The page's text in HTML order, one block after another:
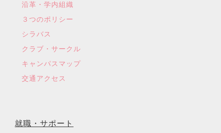
沿革・学内組織
３つのポリシー
シラバス
クラブ・サークル
キャンパスマップ
交通アクセス
就職・サポート